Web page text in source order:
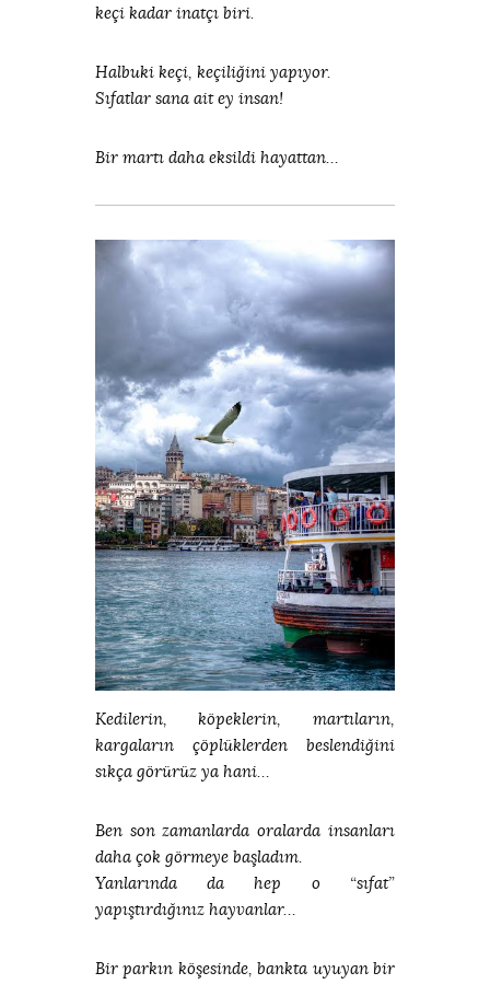
keçi kadar inatçı biri.
Halbuki keçi, keçiliğini yapıyor.
Sıfatlar sana ait ey insan!
Bir martı daha eksildi hayattan…
Kedilerin, köpeklerin, martıların,
kargaların çöplüklerden beslendiğini
sıkça görürüz ya hani…
Ben son zamanlarda oralarda insanları
daha çok görmeye başladım.
Yanlarında da hep o “sıfat”
yapıştırdığınız hayvanlar…
Bir parkın köşesinde, bankta uyuyan bir